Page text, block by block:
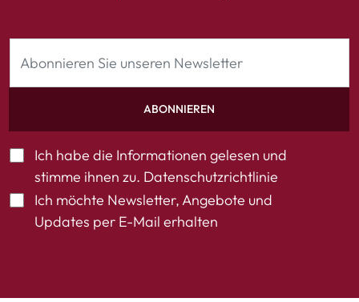
ABONNIEREN
Ich habe die Informationen gelesen und
stimme ihnen zu. Datenschutzrichtlinie
Ich möchte Newsletter, Angebote und
Updates per E-Mail erhalten